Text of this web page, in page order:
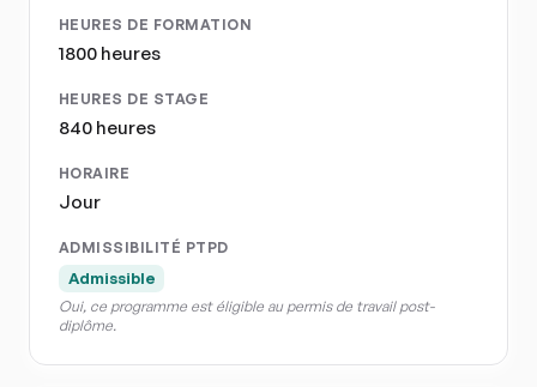
HEURES DE FORMATION
1800 heures
HEURES DE STAGE
840 heures
HORAIRE
Jour
ADMISSIBILITÉ PTPD
Admissible
Oui, ce programme est éligible au permis de travail post-
diplôme.